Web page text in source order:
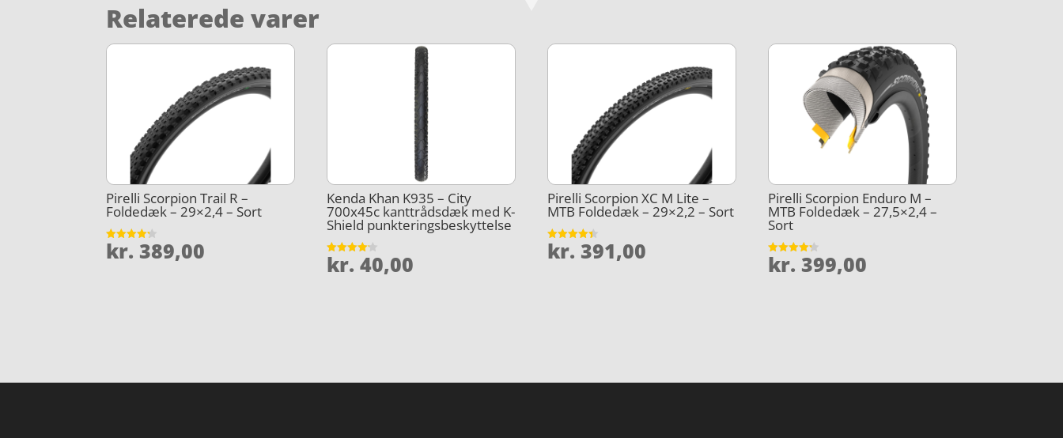
Relaterede varer
Pirelli Scorpion Trail R –
Foldedæk – 29×2,4 – Sort
Vurderet
4.2
kr. 389,00
Kenda Khan K935 – City
700x45c kanttrådsdæk med K-
Shield punkteringsbeskyttelse
Vurderet
4.1
kr. 40,00
Pirelli Scorpion XC M Lite –
MTB Foldedæk – 29×2,2 – Sort
Vurderet
4.4
kr. 391,00
Pirelli Scorpion Enduro M –
MTB Foldedæk – 27,5×2,4 –
Sort
Vurderet
4.2
kr. 399,00